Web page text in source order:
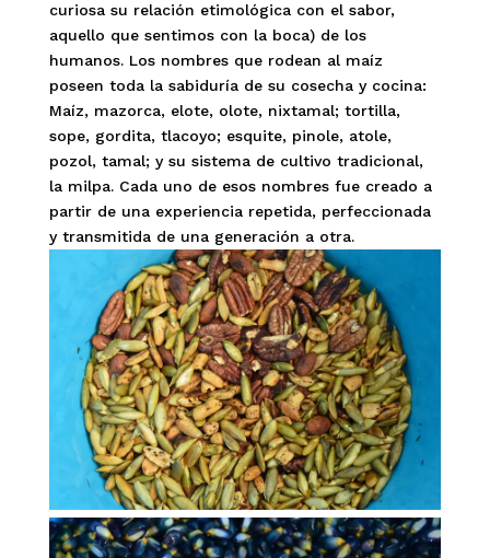
curiosa su relación etimológica con el sabor,
aquello que sentimos con la boca) de los
humanos. Los nombres que rodean al maíz
poseen toda la sabiduría de su cosecha y cocina:
Maíz, mazorca, elote, olote, nixtamal; tortilla,
sope, gordita, tlacoyo; esquite, pinole, atole,
pozol, tamal; y su sistema de cultivo tradicional,
la milpa. Cada uno de esos nombres fue creado a
partir de una experiencia repetida, perfeccionada
y transmitida de una generación a otra.